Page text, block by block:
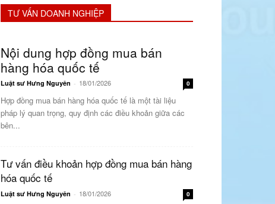
TƯ VẤN DOANH NGHIỆP
Nội dung hợp đồng mua bán
hàng hóa quốc tế
Luật sư Hưng Nguyên - 18/01/2026 0
Hợp đồng mua bán hàng hóa quốc tế là một tài liệu
pháp lý quan trọng, quy định các điều khoản giữa các
bên...
Tư vấn điều khoản hợp đồng mua bán hàng
hóa quốc tế
Luật sư Hưng Nguyên - 18/01/2026 0